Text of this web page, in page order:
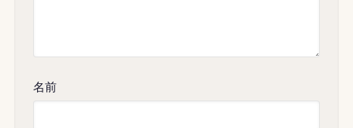
名前